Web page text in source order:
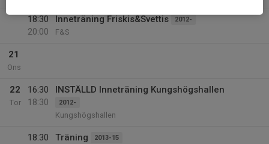
18:30
20:00
Inneträning Friskis&Svettis 2012-
F&S
21
Ons
22
Tor
16:30
18:30
INSTÄLLD Inneträning Kungshögshallen
2012-
Kungshögshallen
18:30
Träning 2013-15